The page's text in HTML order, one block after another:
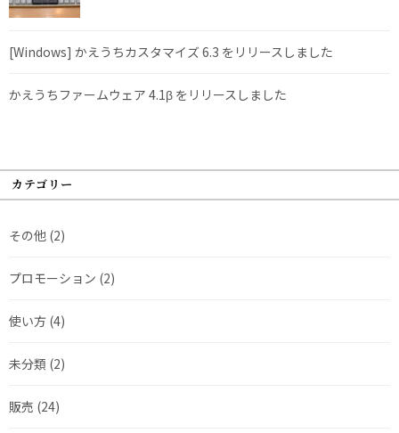
[Windows] かえうちカスタマイズ 6.3 をリリースしました
かえうちファームウェア 4.1β をリリースしました
カテゴリー
その他 (2)
プロモーション (2)
使い方 (4)
未分類 (2)
販売 (24)